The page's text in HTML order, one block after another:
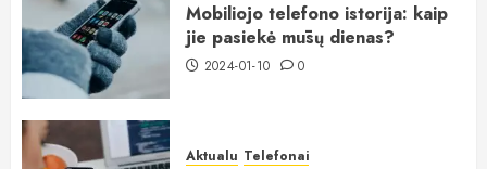
Mobiliojo telefono istorija: kaip
jie pasiekė mūsų dienas?
2024-01-10 0
Aktualu Telefonai